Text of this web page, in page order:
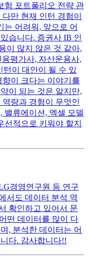
험 포트폴리오 전략 관
만 현재 인턴 경험이
는 어려워, 앞으로 어
습니다. 증권사 IB 인
이 많지 않은 것 같아,
평가사, 자산운용사,
턴이 대안이 될 수 있
이 크다는 이야기를
이 되는 것은 알지만,
량과 경험이 무엇인
밸류에이션, 엑셀 모델
선적으로 키워야 할지
경영연구원 등 연구
서도 데이터 분석 역
확인하고 있어서 문
떤 데이터를 많이 다
, 분석한 데이터는 어
다. 감사합니다!!